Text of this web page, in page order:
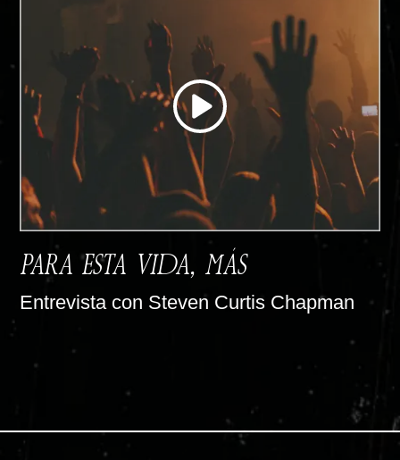
PARA ESTA VIDA, MÁS
Entrevista con Steven Curtis Chapman